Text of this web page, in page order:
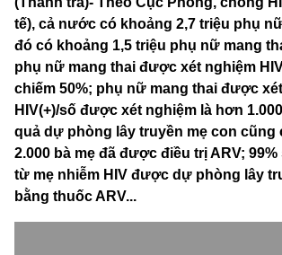
tế), cả nước có khoảng 2,7 triệu phụ
đó có khoảng 1,5 triệu phụ nữ mang
phụ nữ mang thai được xét nghiệm
chiếm 50%; phụ nữ mang thai được
HIV(+)/số được xét nghiệm là hơn
quả dự phòng lây truyền mẹ con cũng
2.000 bà mẹ đã được điều trị ARV;
từ mẹ nhiễm HIV được dự phòng lây
bằng thuốc ARV...